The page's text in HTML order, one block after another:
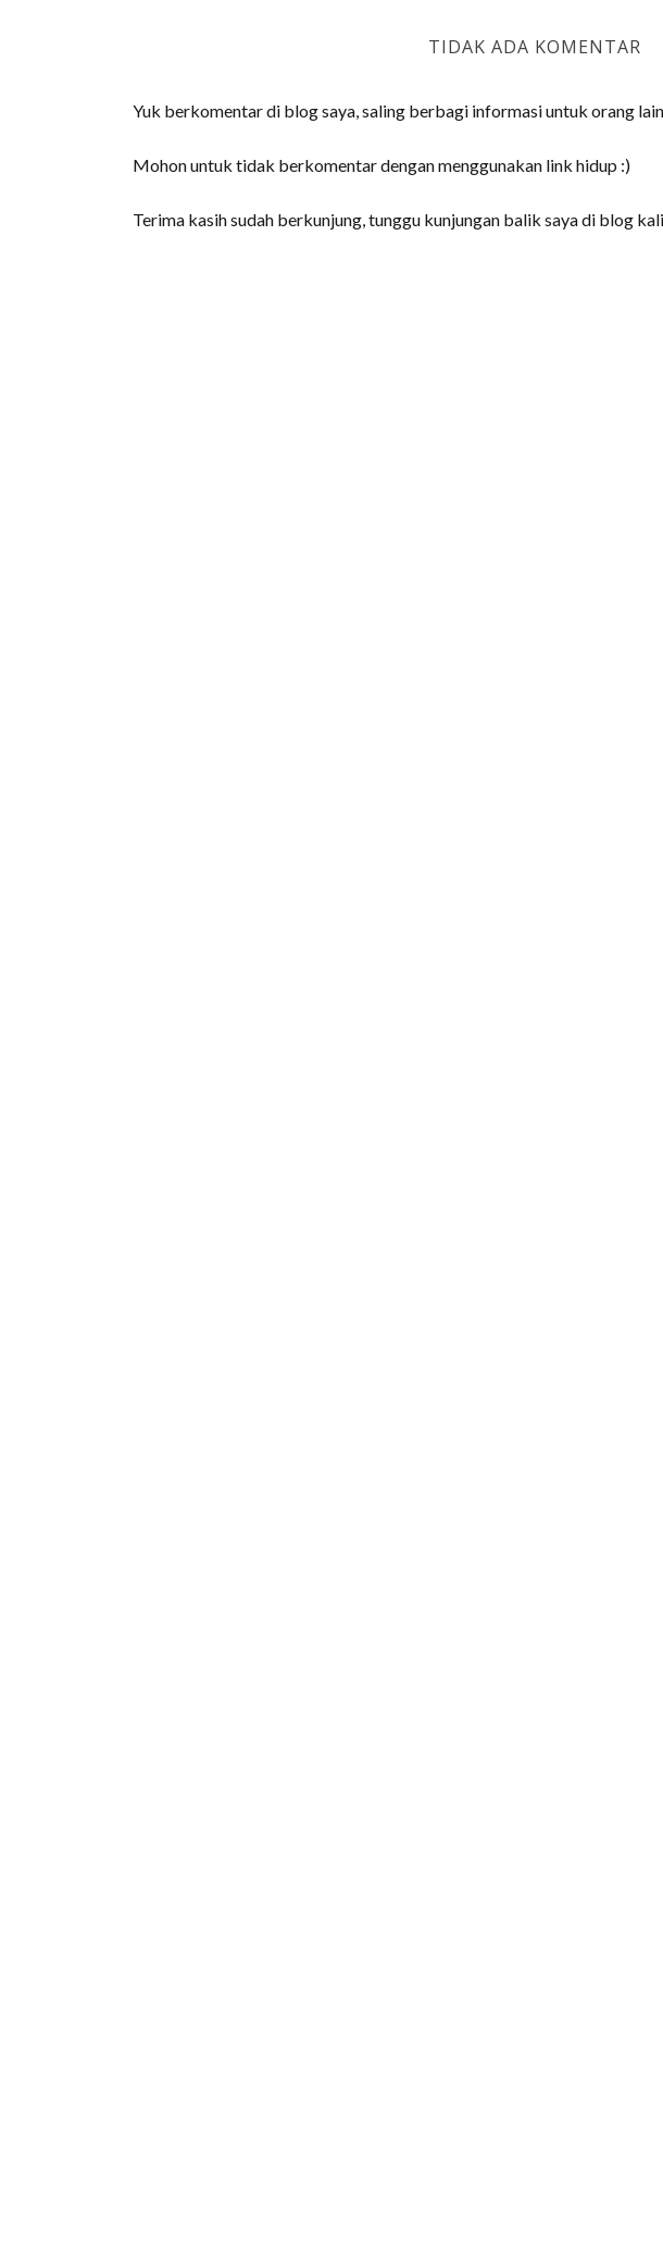
TIDAK ADA KOMENTAR
Yuk berkomentar di blog saya, saling berbagi informasi untuk orang
Mohon untuk tidak berkomentar dengan menggunakan link hidup :)
Terima kasih sudah berkunjung, tunggu kunjungan balik saya di blog